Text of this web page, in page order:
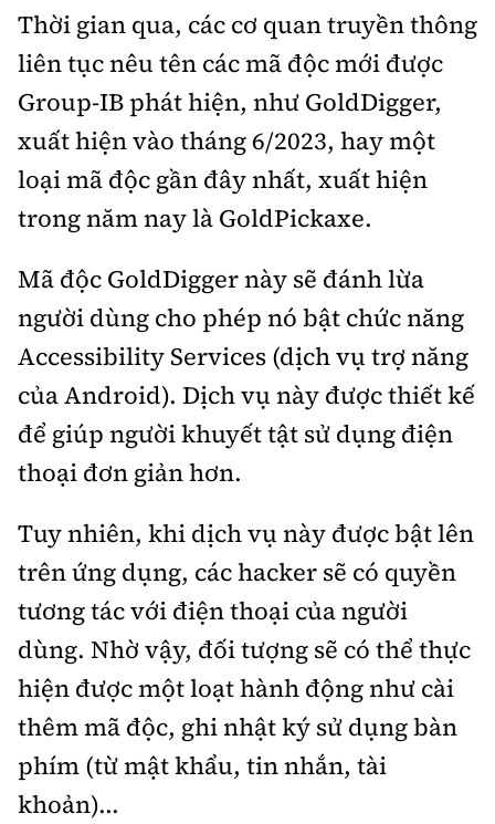
Thời gian qua, các cơ quan truyền thông
liên tục nêu tên các mã độc mới được
Group-IB phát hiện, như GoldDigger,
xuất hiện vào tháng 6/2023, hay một
loại mã độc gần đây nhất, xuất hiện
trong năm nay là GoldPickaxe.
Mã độc GoldDigger này sẽ đánh lừa
người dùng cho phép nó bật chức năng
Accessibility Services (dịch vụ trợ năng
của Android). Dịch vụ này được thiết kế
để giúp người khuyết tật sử dụng điện
thoại đơn giản hơn.
Tuy nhiên, khi dịch vụ này được bật lên
trên ứng dụng, các hacker sẽ có quyền
tương tác với điện thoại của người
dùng. Nhờ vậy, đối tượng sẽ có thể thực
hiện được một loạt hành động như cài
thêm mã độc, ghi nhật ký sử dụng bàn
phím (từ mật khẩu, tin nhắn, tài
khoản)...